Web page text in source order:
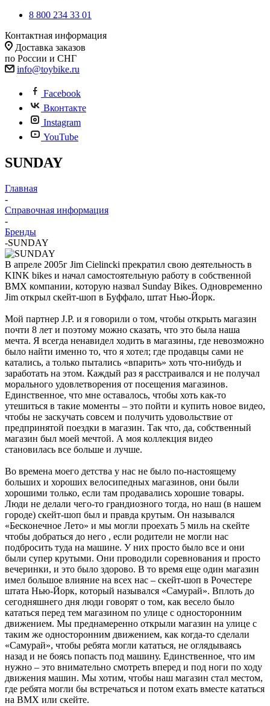
8 800 234 33 01
Контактная информация
Доставка заказов
по России и СНГ
info@toybike.ru
Facebook
Вконтакте
Instagram
YouTube
SUNDAY
Главная
-
Справочная информация
-
Бренды
-SUNDAY
В апреле 2005г Jim Cielincki прекратил свою деятельность в
KINK bikes и начал самостоятельную работу в собственной
ВМХ компании, которую назвал Sunday Bikes. Одновременно
Jim открыл скейт-шоп в Буффало, штат Нью-Йорк.
Мой партнер J.P. и я говорили о том, чтобы открыть магазин
почти 8 лет и поэтому можно сказать, что это была наша
мечта. Я всегда ненавидел ходить в магазины, где невозможно
было найти именно то, что я хотел; где продавцы сами не
катались, а только пытались «впарить» хоть что-нибудь и
заработать на этом. Каждый раз я расстраивался и не получал
морального удовлетворения от посещения магазинов.
Единственное, что мне оставалось, чтобы хоть как-то
утешиться в такие моменты – это пойти и купить новое видео,
чтобы не заскучать совсем и получить удовольствие от
предпринятой поездки в магазин. Так что, да, собственный
магазин был моей мечтой. А моя коллекция видео
становилась все больше и лучше.
Во времена моего детства у нас не было по-настоящему
больших и хороших велосипедных магазинов, они были
хорошими только, если там продавались хорошие товары.
Люди не делали чего-то грандиозного тогда, но наш (в нашем
городе) скейт-шоп был и правда крутым. Он назывался
«Бесконечное Лето» и мы могли проехать 5 миль на скейте
чтобы добраться до него , если родители не могли нас
подбросить туда на машине. У них просто было все и они
были супер крутыми. Они проводили соревнования и просто
вечеринки, и это было здорово. В то время еще один магазин
имел большое влияние на всех нас – скейт-шоп в Рочестере
штата Нью-Йорк, который назывался «Самурай». Вплоть до
сегодняшнего дня люди говорят о том, как весело было
кататься перед тем магазином по улице с односторонним
движением. Мы преднамеренно открыли магазин на улице с
таким же односторонним движением, как когда-то сделали
«Самурай», чтобы ребята могли кататься, не оглядываясь
назад и не боясь попасть под машину. Единственное, что им
нужно – это внимательно смотреть вперед и под ноги по ходу
движения машин. Мы хотим, чтобы наш магазин стал местом,
где ребята могли бы встречаться и потом ехать вместе кататься
на ВМХ или скейте.